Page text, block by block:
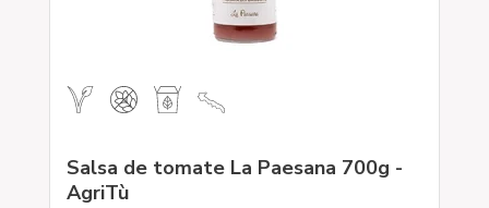
Salsa de tomate La Paesana 700g -
AgriTù